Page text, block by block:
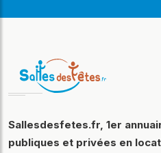
Sallesdesfetes.fr, 1er
publiques et privées en